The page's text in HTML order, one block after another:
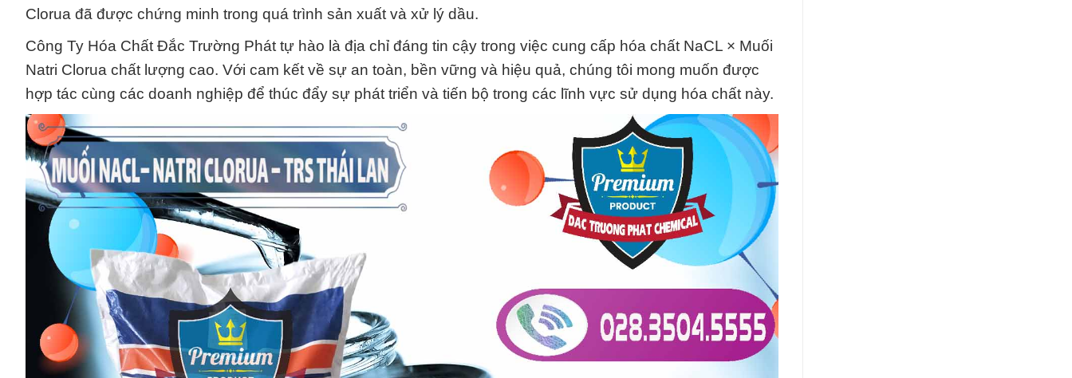
Clorua đã được chứng minh trong quá trình sản xuất và xử lý dầu.
Công Ty Hóa Chất Đắc Trường Phát tự hào là địa chỉ đáng tin cậy trong việc cung cấp hóa chất NaCL × Muối
Natri Clorua chất lượng cao. Với cam kết về sự an toàn, bền vững và hiệu quả, chúng tôi mong muốn được
hợp tác cùng các doanh nghiệp để thúc đẩy sự phát triển và tiến bộ trong các lĩnh vực sử dụng hóa chất này.